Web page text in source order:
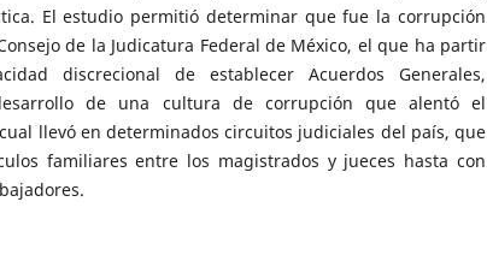
El estudio permitió determinar que fue la corrupción
de la Judicatura Federal de México, el que ha partir
discrecional de establecer Acuerdos Generales,
de una cultura de corrupción que alentó el
llevó en determinados circuitos judiciales del país, que
familiares entre los magistrados y jueces hasta con